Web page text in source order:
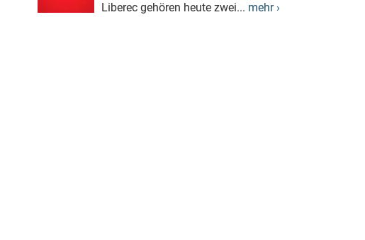
Liberec gehören heute zwei... mehr ›